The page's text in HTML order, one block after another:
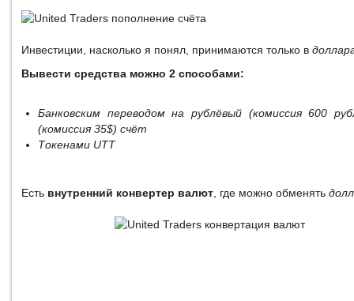
Инвестиции, насколько я понял, принимаются только в
Вывести средства можно 2 способами:
Банковским переводом на рублёвый (комиссия 600
(комиссия 35$) счёт
Токенами UTT
Есть внутренний конвертер валют , где можно обменять